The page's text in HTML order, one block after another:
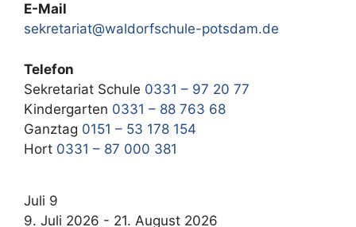
E-Mail
sekretariat@waldorfschule-potsdam.de
Telefon
Sekretariat Schule 0331 – 97 20 77
Kindergarten 0331 – 88 763 68
Ganztag 0151 – 53 178 154
Hort 0331 – 87 000 381
Juli 9
9. Juli 2026 - 21. August 2026